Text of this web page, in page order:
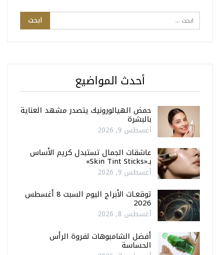
أحدث المواضيع
حمض الهيالورونيك يتصدر مشهد العناية
بالبشرة
أغسطس 9, 2026
عاشقات الجمال تستبدل كريم الأساس
بـ«Skin Tint Sticks»
أغسطس 9, 2026
توقعـات الأبراج اليوم السبت 8 أغسطس
2026
أغسطس 8, 2026
أفضل الشامبوهات لفروة الرأس
الحساسة